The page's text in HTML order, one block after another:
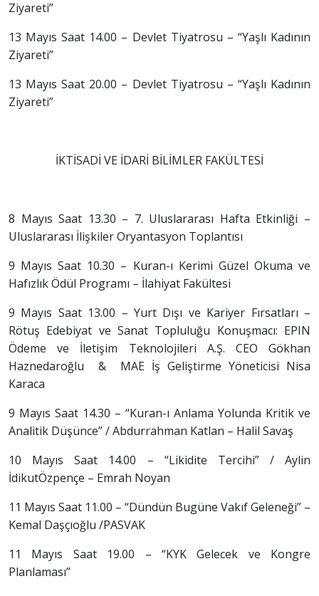
Ziyareti”
13 Mayıs Saat 14.00 – Devlet Tiyatrosu – “Yaşlı Kadının
Ziyareti”
13 Mayıs Saat 20.00 – Devlet Tiyatrosu – “Yaşlı Kadının
Ziyareti”
İKTİSADİ VE İDARİ BİLİMLER FAKÜLTESİ
8 Mayıs Saat 13.30 – 7. Uluslararası Hafta Etkinliği –
Uluslararası İlişkiler Oryantasyon Toplantısı
9 Mayıs Saat 10.30 – Kuran-ı Kerimi Güzel Okuma ve
Hafızlık Ödül Programı – İlahiyat Fakültesi
9 Mayıs Saat 13.00 – Yurt Dışı ve Kariyer Fırsatları –
Rötuş Edebiyat ve Sanat Topluluğu Konuşmacı: EPIN
Ödeme ve İletişim Teknolojileri A.Ş. CEO Gökhan
Haznedaroğlu & MAE İş Geliştirme Yöneticisi Nisa
Karaca
9 Mayıs Saat 14.30 – “Kuran-ı Anlama Yolunda Kritik ve
Analitik Düşünce” / Abdurrahman Katlan – Halil Savaş
10 Mayıs Saat 14.00 – “Likidite Tercihi” / Aylin
İdikutÖzpençe – Emrah Noyan
11 Mayıs Saat 11.00 – “Dündün Bugüne Vakıf Geleneği” –
Kemal Daşçıoğlu /PASVAK
11 Mayıs Saat 19.00 – “KYK Gelecek ve Kongre
Planlaması”